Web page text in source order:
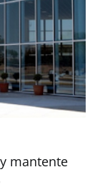
mantente